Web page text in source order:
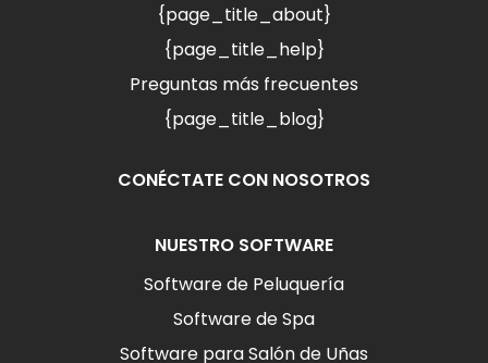
{page_title_about}
{page_title_help}
Preguntas más frecuentes
{page_title_blog}
CONÉCTATE CON NOSOTROS
NUESTRO SOFTWARE
Software de Peluquería
Software de Spa
Software para Salón de Uñas